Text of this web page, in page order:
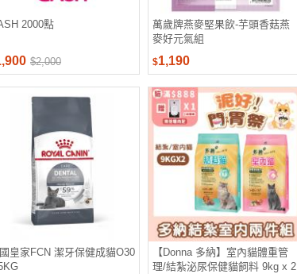
2000點
$2,000
萬歲牌燕麥堅果飲-芋頭香菇燕
麥好元氣組
$1,190
皇家FCN 潔牙保健成貓O30
【Donna 多納】室內貓體重管
理/結紮泌尿保健貓飼料 9kg x 2